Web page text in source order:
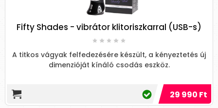
Fifty Shades - vibrátor klitoriszkarral (USB-s)
A titkos vágyak felfedezésére készült, a kényeztetés új
dimenzióját kínáló csodás eszköz.
29 990 Ft